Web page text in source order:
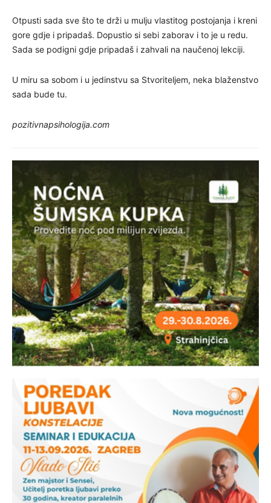
Otpusti sada sve što te drži u mulju vlastitog postojanja i kreni
gore gdje i pripadaš. Dopustio si sebi zaborav i to je u redu.
Sada se podigni gdje pripadaš i zahvali na naučenoj lekciji.
U miru sa sobom i u jedinstvu sa Stvoriteljem, neka blaženstvo
sada bude tu.
pozitivnapsihologija.com